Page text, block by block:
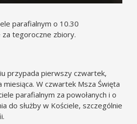
parafialnym o 10.30
za tegoroczne zbiory.
przypada pierwszy czwartek,
W czwartek Msza Święta
parafialnym za powołanych i o
do służby w Kościele, szczególnie